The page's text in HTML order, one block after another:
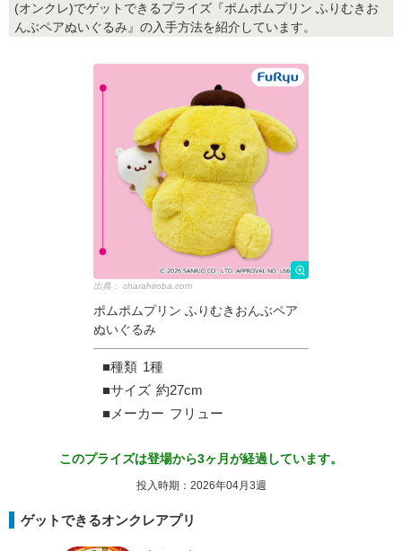
(オンクレ)でゲットできるプライズ『ポムポムプリン ふりむきお
んぶペアぬいぐるみ』の入手方法を紹介しています。
出典： charahiroba.com
ポムポムプリン ふりむきおんぶペア
ぬいぐるみ
■種類 1種
■サイズ 約27cm
■メーカー フリュー
このプライズは登場から3ヶ月が経過しています。
投入時期：2026年04月3週
ゲットできるオンクレアプリ